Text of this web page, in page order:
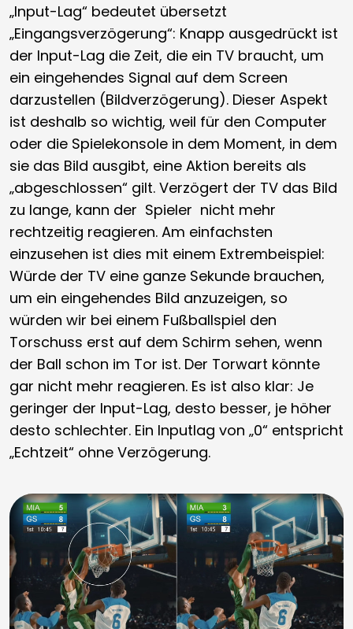
„Input-Lag“ bedeutet übersetzt
„Eingangsverzögerung“: Knapp ausgedrückt ist
der Input-Lag die Zeit, die ein TV braucht, um
ein eingehendes Signal auf dem Screen
darzustellen (Bildverzögerung). Dieser Aspekt
ist deshalb so wichtig, weil für den Computer
oder die Spielekonsole in dem Moment, in dem
sie das Bild ausgibt, eine Aktion bereits als
„abgeschlossen“ gilt. Verzögert der TV das Bild
zu lange, kann der Spieler nicht mehr
rechtzeitig reagieren. Am einfachsten
einzusehen ist dies mit einem Extrembeispiel:
Würde der TV eine ganze Sekunde brauchen,
um ein eingehendes Bild anzuzeigen, so
würden wir bei einem Fußballspiel den
Torschuss erst auf dem Schirm sehen, wenn
der Ball schon im Tor ist. Der Torwart könnte
gar nicht mehr reagieren. Es ist also klar: Je
geringer der Input-Lag, desto besser, je höher
desto schlechter. Ein Inputlag von „0“ entspricht
„Echtzeit“ ohne Verzögerung.